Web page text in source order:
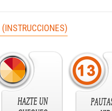
(INSTRUCCIONES)